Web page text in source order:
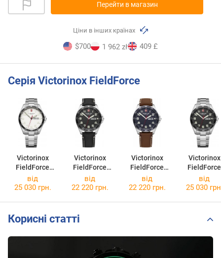
Перейти в магазин
Ціни в інших країнах
$700 1 962 zł 409 £
Серія Victorinox FieldForce
Victorinox
FieldForce
V241850
Victorinox
FieldForce
V241846
Victorinox
FieldForce
V241848
Victorinox
FieldForce
V241849
від
25 030 грн.
від
22 220 грн.
від
22 220 грн.
від
25 030
Корисні статті